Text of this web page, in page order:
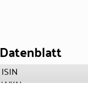
Datenblatt
ISIN
WKN